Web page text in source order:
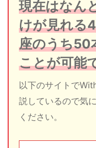
現在はなん
けが見れる
座のうち50
ことが可能
以下のサイトで
説しているので気
ください。